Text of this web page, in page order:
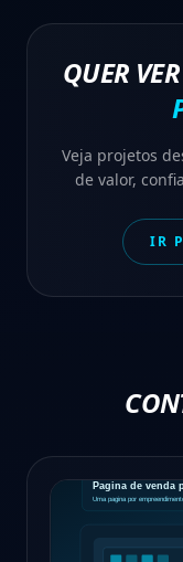
QUER
Veja projetos
de valor,
IR